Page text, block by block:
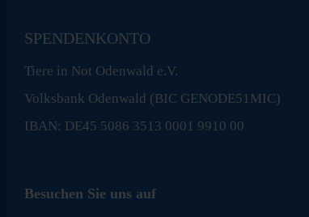
SPENDENKONTO
Tiere in Not Odenwald e.V.
Volksbank Odenwald (BIC GENODE51MIC)
IBAN: DE45 5086 3513 0001 9910 00
Besuchen Sie uns auf